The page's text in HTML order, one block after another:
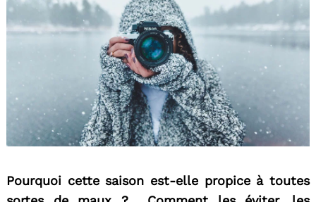
Pourquoi cette saison est-elle propice à toutes